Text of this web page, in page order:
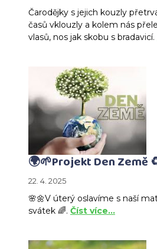
Čarodějky s jejich kouzly
časů vklouzly a kolem nás
vlasů, nos jak skobu s bradavicí.
🌍🌱Projekt Den Země
22. 4. 2025
🌸🌼V úterý oslavíme s naší
svátek 🌈. Číst více…